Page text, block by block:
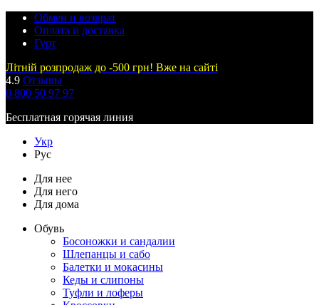
Обмен и возврат
Оплата и доставка
Гурт
Літній розпродаж до -500 грн! Вже на сайті
4.9 Отзывы
0 800 50 97 97
Бесплатная горячая линия
Укр
Рус
Для нее
Для него
Для дома
Обувь
Босоножки и сандалии
Шлепанцы и сабо
Балетки и мокасины
Кеды и слипоны
Туфли и лоферы